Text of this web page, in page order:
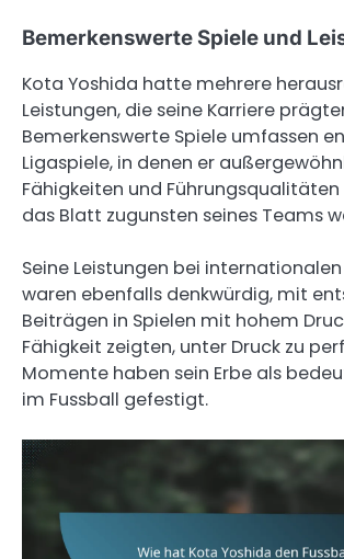
Bemerkenswerte Spiele und
Kota Yoshida hatte mehrere
Leistungen, die seine Karriere
Bemerkenswerte Spiele umfassen
Ligaspiele, in denen er
Fähigkeiten und
das Blatt zugunsten seines Teams
Seine Leistungen bei
waren ebenfalls denkwürdig, mit
Beiträgen in Spielen mit hohem
Fähigkeit zeigten, unter Druck zu
Momente haben sein Erbe als
im Fussball gefestigt.